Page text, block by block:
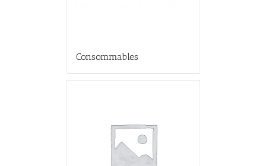
Consommables